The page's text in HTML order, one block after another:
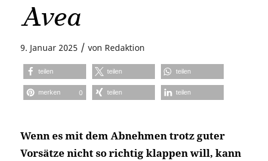
Avea
9. Januar 2025 / von Redaktion
teilen teilen teilen
merken 0 teilen teilen
Wenn es mit dem Abnehmen trotz guter
Vorsätze nicht so richtig klappen will, kann